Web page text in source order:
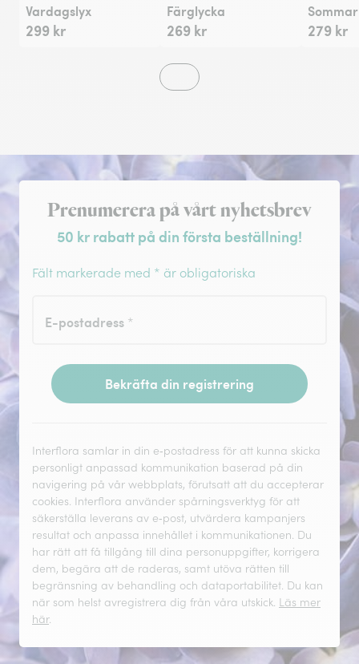
Vardagslyx
299 kr
Färglycka
269 kr 279 kr
Registrera dig för nyhetsbrev
Prenumerera på vårt nyhetsbrev
50 kr rabatt på din första beställning!
Fält markerade med * är obligatoriska
E-postadress *
Bekräfta din registrering
Interflora samlar in din e‑postadress för att kunna skicka
personligt anpassad kommunikation baserad på din
navigering på vår webbplats, förutsatt att du accepterar
cookies. Interflora använder spårningsverktyg för att
säkerställa leverans av e‑post, utvärdera kampanjers
resultat och anpassa innehållet i kommunikationen. Du
har rätt att få tillgång till dina personuppgifter, korrigera
dem, begära att de raderas, samt utöva rätten till
begränsning av behandling och dataportabilitet. Du kan
när som helst avregistrera dig från våra utskick. Läs mer
här.